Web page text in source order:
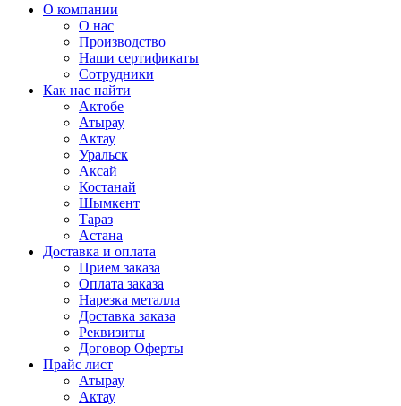
О компании
О нас
Производство
Наши сертификаты
Сотрудники
Как нас найти
Актобе
Атырау
Актау
Уральск
Аксай
Костанай
Шымкент
Тараз
Астана
Доставка и оплата
Прием заказа
Оплата заказа
Нарезка металла
Доставка заказа
Реквизиты
Договор Оферты
Прайс лист
Атырау
Актау